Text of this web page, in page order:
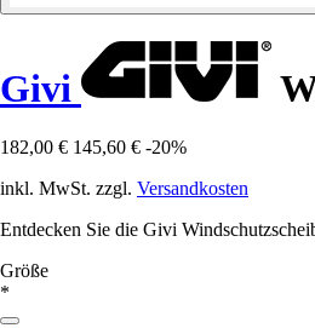
Givi
182,00 € 145,60 € -20%
inkl. MwSt. zzgl. Versandkosten
Entdecken Sie die Givi
Größe
*